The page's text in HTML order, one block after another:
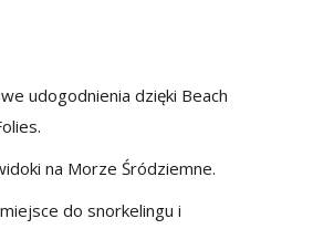
udogodnienia dzięki Beach
na Morze Śródziemne.
do snorkelingu i